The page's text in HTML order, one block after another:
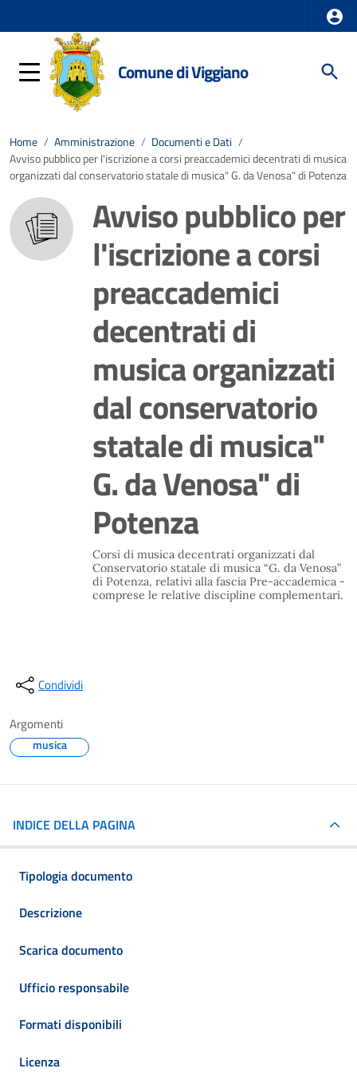
Comune di Viggiano
Home / Amministrazione / Documenti e Dati /
Avviso pubblico per l'iscrizione a corsi preaccademici decentrati di musica
organizzati dal conservatorio statale di musica" G. da Venosa" di Potenza
Avviso pubblico per
l'iscrizione a corsi
preaccademici
decentrati di
musica organizzati
dal conservatorio
statale di musica"
G. da Venosa" di
Potenza
Corsi di musica decentrati organizzati dal
Conservatorio statale di musica “G. da Venosa”
di Potenza, relativi alla fascia Pre-accademica -
comprese le relative discipline complementari.
Condividi
Argomenti
musica
INDICE DELLA PAGINA
Tipologia documento
Descrizione
Scarica documento
Ufficio responsabile
Formati disponibili
Licenza